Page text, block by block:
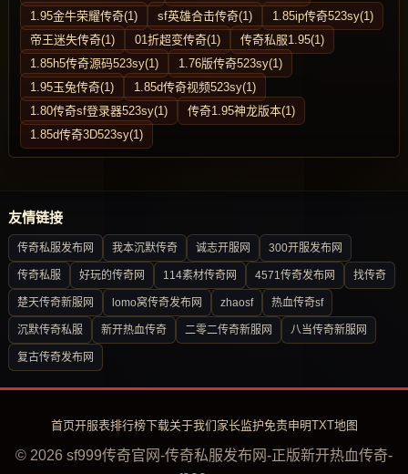
1.95金牛荣耀传奇(1)
sf英雄合击传奇(1)
1.85ip传奇523sy(1)
帝王迷失传奇(1)
01折超变传奇(1)
传奇私服1.95(1)
1.85h5传奇源码523sy(1)
1.76版传奇523sy(1)
1.95玉兔传奇(1)
1.85d传奇视频523sy(1)
1.80传奇sf登录器523sy(1)
传奇1.95神龙版本(1)
1.85d传奇3D523sy(1)
友情链接
传奇私服发布网 我本沉默传奇 诚志开服网 300开服发布网
传奇私服 好玩的传奇网 114素材传奇网 4571传奇发布网 找传奇
楚天传奇新服网 lomo窝传奇发布网 zhaosf 热血传奇sf
沉默传奇私服 新开热血传奇 二零二传奇新服网 八当传奇新服网
复古传奇发布网
首页开服表排行榜下载关于我们 家长监护免责申明TXT地图
© 2026 sf999传奇官网-传奇私服发布网-正版新开热血传奇-